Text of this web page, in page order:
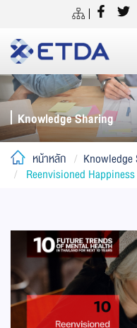
Knowledge Sharing
หน้าหลัก Knowledge
Reenvisioned